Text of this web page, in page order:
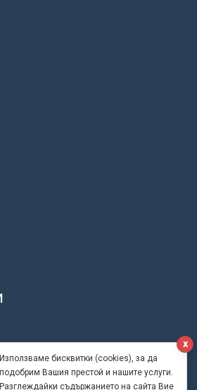
Използваме бисквитки (cookies), за да
подобрим Вашия престой и нашите услуги.
Разглеждайки съдържанието на сайта Вие
x